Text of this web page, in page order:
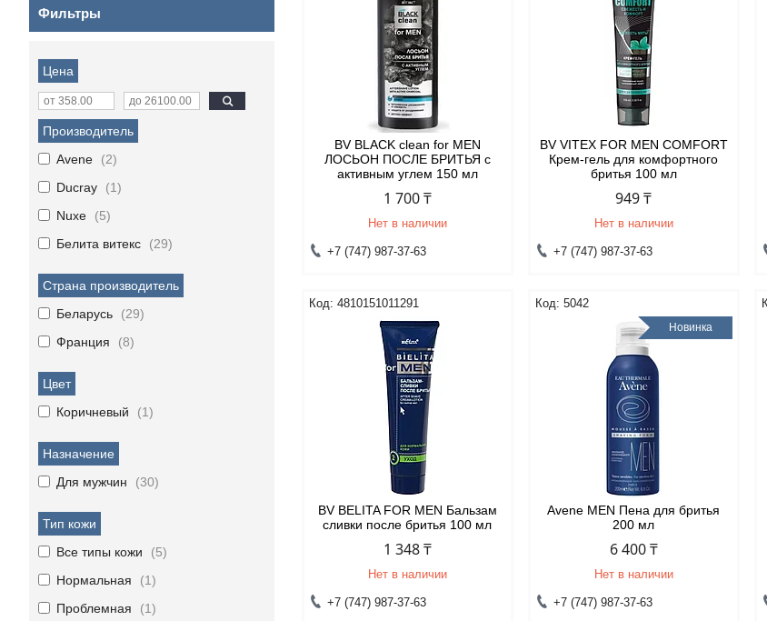
BV BLACK clean for MEN
ЛОСЬОН ПОСЛЕ БРИТЬЯ с
активным углем 150 мл
1 700 ₸
Нет в наличии
+7 (747) 987-37-63
BV VITEX FOR MEN COMFORT
Крем-гель для комфортного
бритья 100 мл
949 ₸
Нет в наличии
+7 (747) 987-37-63
4810151011291
BV BELITA FOR MEN Бальзам
сливки после бритья 100 мл
1 348 ₸
Нет в наличии
+7 (747) 987-37-63
5042
Новинка
Avene MEN Пена для бритья
200 мл
6 400 ₸
Нет в наличии
+7 (747) 987-37-63
Фильтры
Цена
Производитель
Avene
2
Ducray
1
Nuxe
5
Белита витекс
29
Страна производитель
Беларусь
29
Франция
8
Цвет
Коричневый
1
Назначение
Для мужчин
30
Тип кожи
Все типы кожи
5
Нормальная
1
Проблемная
1